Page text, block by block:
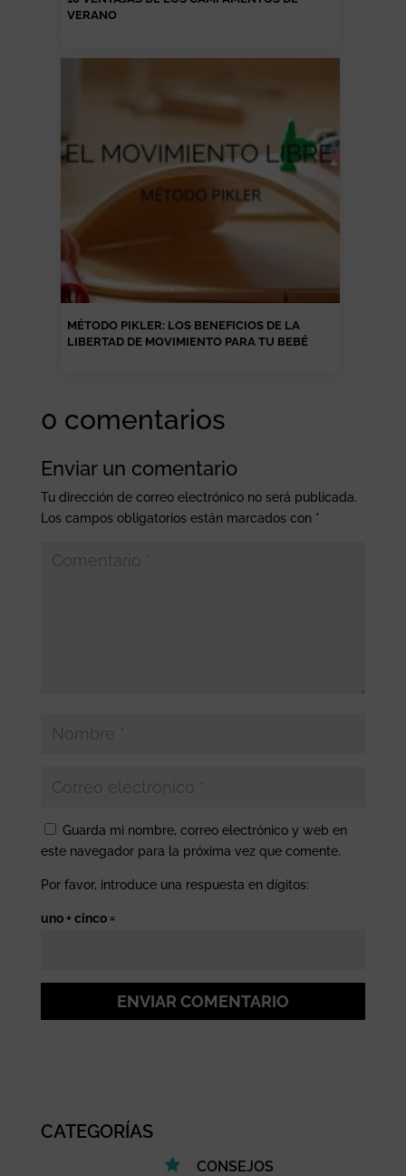
VERANO
MÉTODO PIKLER: LOS BENEFICIOS DE LA
LIBERTAD DE MOVIMIENTO PARA TU BEBÉ
0 comentarios
Enviar un comentario
Tu dirección de correo electrónico no será publicada.
Los campos obligatorios están marcados con *
Guarda mi nombre, correo electrónico y web en
este navegador para la próxima vez que comente.
Por favor, introduce una respuesta en dígitos:
uno + cinco =
ENVIAR COMENTARIO
CATEGORÍAS
CONSEJOS